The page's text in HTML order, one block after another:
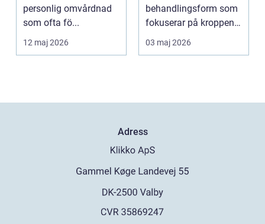
personlig omvårdnad
som ofta fö...
12 maj 2026
behandlingsform som
fokuserar på kroppens
egen förmåga att lä...
03 maj 2026
Adress